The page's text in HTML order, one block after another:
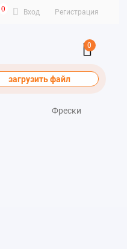
0 Вход Регистрация
0
загрузить файл
Фрески